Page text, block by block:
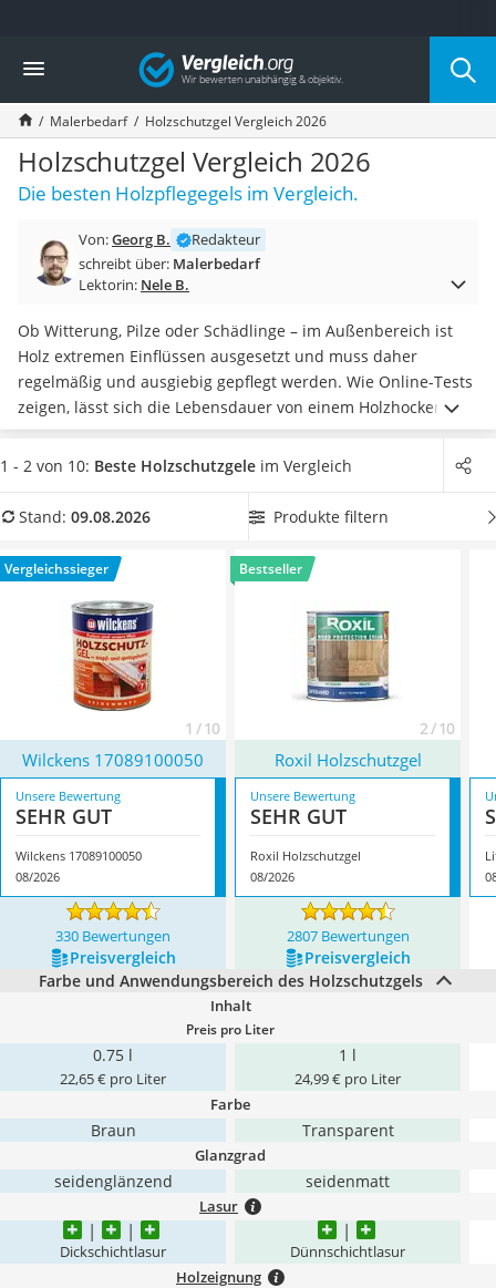
Die beliebtesten Vergleiche nach Kategorie
Baumarkt
Tresor feuerfest
Makita-Akku-Rasenmäher
Kappsäge
Smartes Türschloss
Akku-Rasentrimmer
Feuchtigkeitsmessgerät
Split-Klimaanlage 2 Innengeräte
Pelletofen
Tiefbrunnenpumpe
Fliesenschneider
Hochdruckreiniger
Doppelschleifer
Überwachungskamera
Benzinrasenmäher mit Elektrostart
Löschdecke
Winterharte Palmen
Gasdurchlauferhitzer
Vergleich
Malerbedarf Holzschutzgel Vergleich 2026
Holzschutzgel Vergleich 2026
Die besten Holzpflegegels im Vergleich.
Von:Georg B.
Redakteur
schreibt über: Malerbedarf
Lektorin: Nele B.
Ob Witterung, Pilze oder Schädlinge – im Außenbereich ist
Holz extremen Einflüssen ausgesetzt und muss daher
regelmäßig und ausgiebig gepflegt werden. Wie Online-Tests
zeigen, lässt sich die Lebensdauer von einem Holzhocker,
einer Holzliege oder sonnigen Gartenmöbeln durch
entsprechende Pflege mit einem Holzschutzgel verlängern.
langfristig geschützt
Wählen Sie jetzt aus unserer
Holzschutzgel, um der
natürlichen Holzstruktur neuen Glanz
zu verleihen. Überzeugt hat uns hier im August 2026
besonders das Modell
Wilckens 17089100050* mit seinen
Eigenschaften.
1 - 2 von 10: Beste Holzschutzgele im Vergleich
Stand: 09.08.2026 Produkte filtern
Vergleichssieger
1 / 10
Bestseller
2 / 10
Wilckens 17089100050 Roxil Holzschutzgel
Unsere Bewertung
SEHR GUT
Wilckens 17089100050
08/2026
Unsere Bewertung
SEHR GUT
Roxil Holzschutzgel
08/2026
330 Bewertungen 2807 Bewertungen
Preis­vergleich
Preis­vergleich
Farbe und Anwendungsbereich des Holzschutzgels
Inhalt
Preis pro Liter
0.75 l
22,65 € pro Liter
1 l
24,99 € pro Liter
Farbe
Braun Transparent
Glanzgrad
seidenglänzend seidenmatt
Lasur
Dickschichtlasur Dünnschichtlasur
Holzeignung